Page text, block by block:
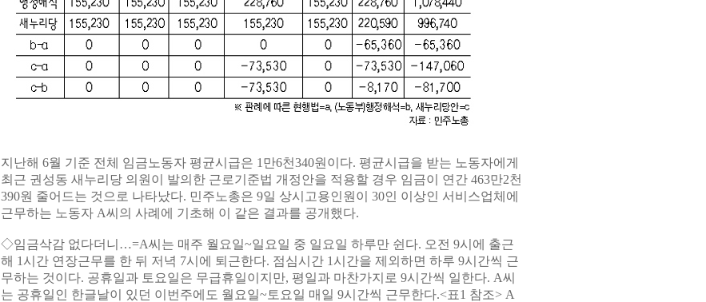
지난해 6월 기준 전체 임금노동자 평균시급은 1만6천340원이다. 평균시급을 받는 노동자에게
최근 권성동 새누리당 의원이 발의한 근로기준법 개정안을 적용할 경우 임금이 연간 463만2천
390원 줄어드는 것으로 나타났다. 민주노총은 9일 상시고용인원이 30인 이상인 서비스업체에
근무하는 노동자 A씨의 사례에 기초해 이 같은 결과를 공개했다.
◇임금삭감 없다더니…=A씨는 매주 월요일~일요일 중 일요일 하루만 쉰다. 오전 9시에 출근
해 1시간 연장근무를 한 뒤 저녁 7시에 퇴근한다. 점심시간 1시간을 제외하면 하루 9시간씩 근
무하는 것이다. 공휴일과 토요일은 무급휴일이지만, 평일과 마찬가지로 9시간씩 일한다. A씨
는 공휴일인 한글날이 있던 이번주에도 월요일~토요일 매일 9시간씩 근무한다.<표1 참조> A